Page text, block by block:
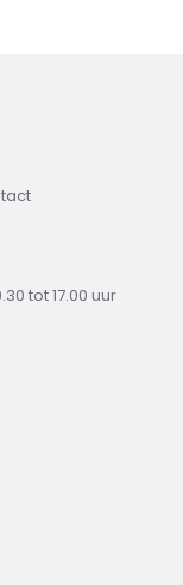
tot 17.00 uur